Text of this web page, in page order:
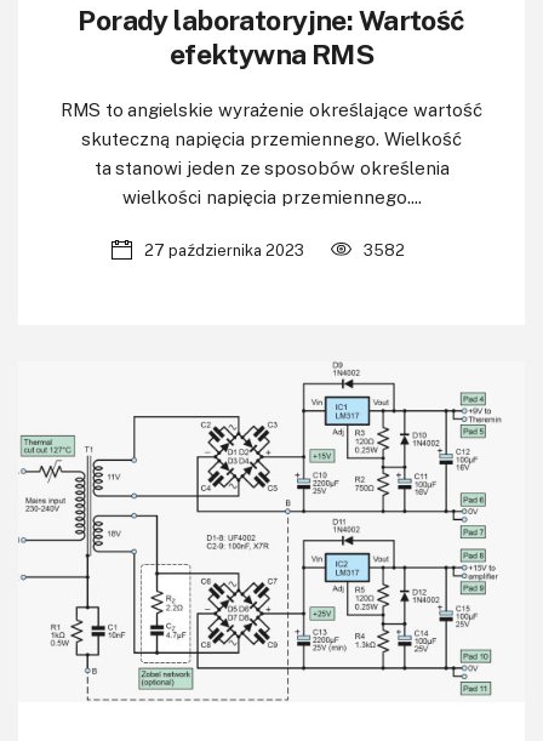
Porady laboratoryjne: Wartość
efektywna RMS
RMS to angielskie wyrażenie określające wartość
skuteczną napięcia przemiennego. Wielkość
ta stanowi jeden ze sposobów określenia
wielkości napięcia przemiennego....
27 października 2023 3582